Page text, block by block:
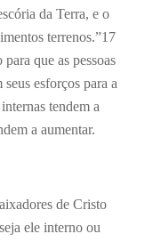
da Terra, e o
terrenos.”17
que as pessoas
esforços para a
tendem a
a aumentar.
de Cristo
ele interno ou